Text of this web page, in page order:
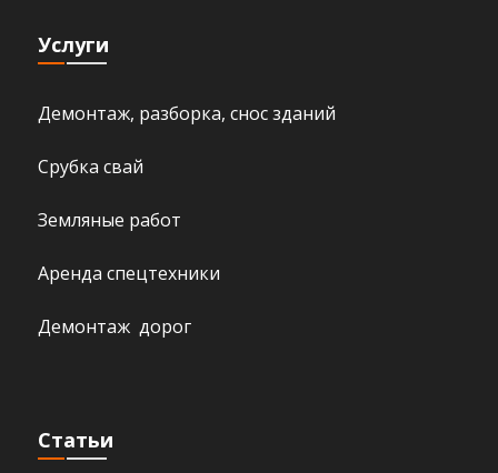
Услуги
Демонтаж, разборка, снос зданий
Срубка свай
Земляные работ
Аренда спецтехники
Демонтаж дорог
Статьи